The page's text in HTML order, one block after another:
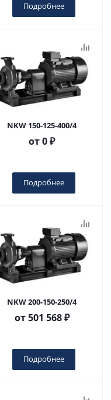
Подробнее
NKW 150-125-400/4
от0 ₽
Подробнее
NKW 200-150-250/4
от501 568 ₽
Подробнее